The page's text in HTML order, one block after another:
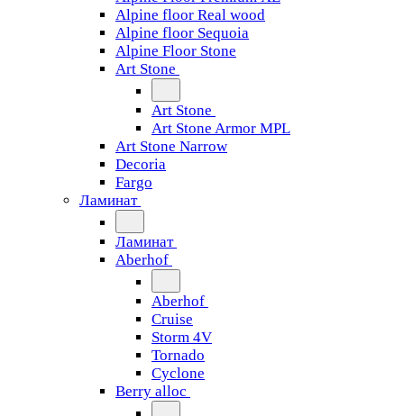
Alpine floor Real wood
Alpine floor Sequoia
Alpine Floor Stone
Art Stone
Art Stone
Art Stone Armor MPL
Art Stone Narrow
Decoria
Fargo
Ламинат
Ламинат
Aberhof
Aberhof
Cruise
Storm 4V
Tornado
Сyclone
Berry alloc